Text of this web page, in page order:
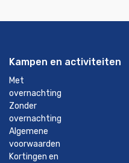
Kampen en activiteiten
Met
overnachting
Zonder
overnachting
Algemene
voorwaarden
Kortingen en